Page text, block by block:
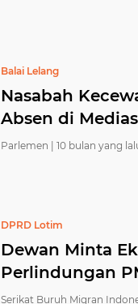
Balai Lelang
Nasabah
Absen di
Parlemen | 10 bulan yang
DPRD Lotim
Dewan Minta
Perlindungan
Serikat Buruh Migran